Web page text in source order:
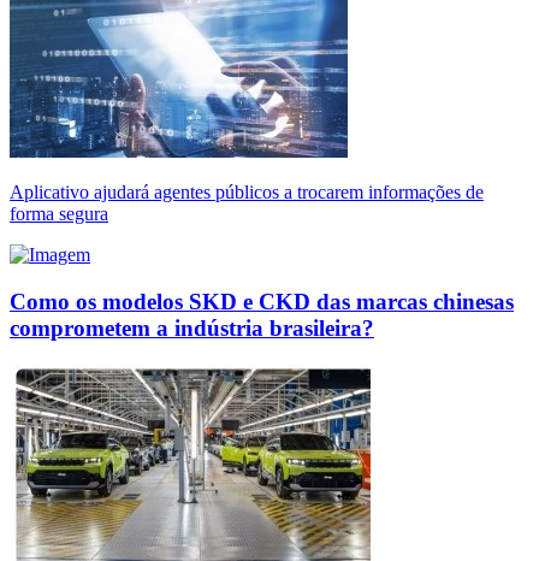
Aplicativo ajudará agentes públicos a trocarem informações de
forma segura
Como os modelos SKD e CKD das marcas chinesas
comprometem a indústria brasileira?